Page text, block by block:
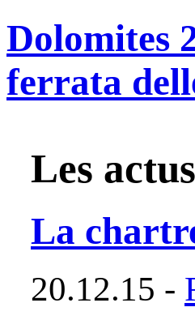
Dolomites
ferrata
Les
La
20.12.15 -